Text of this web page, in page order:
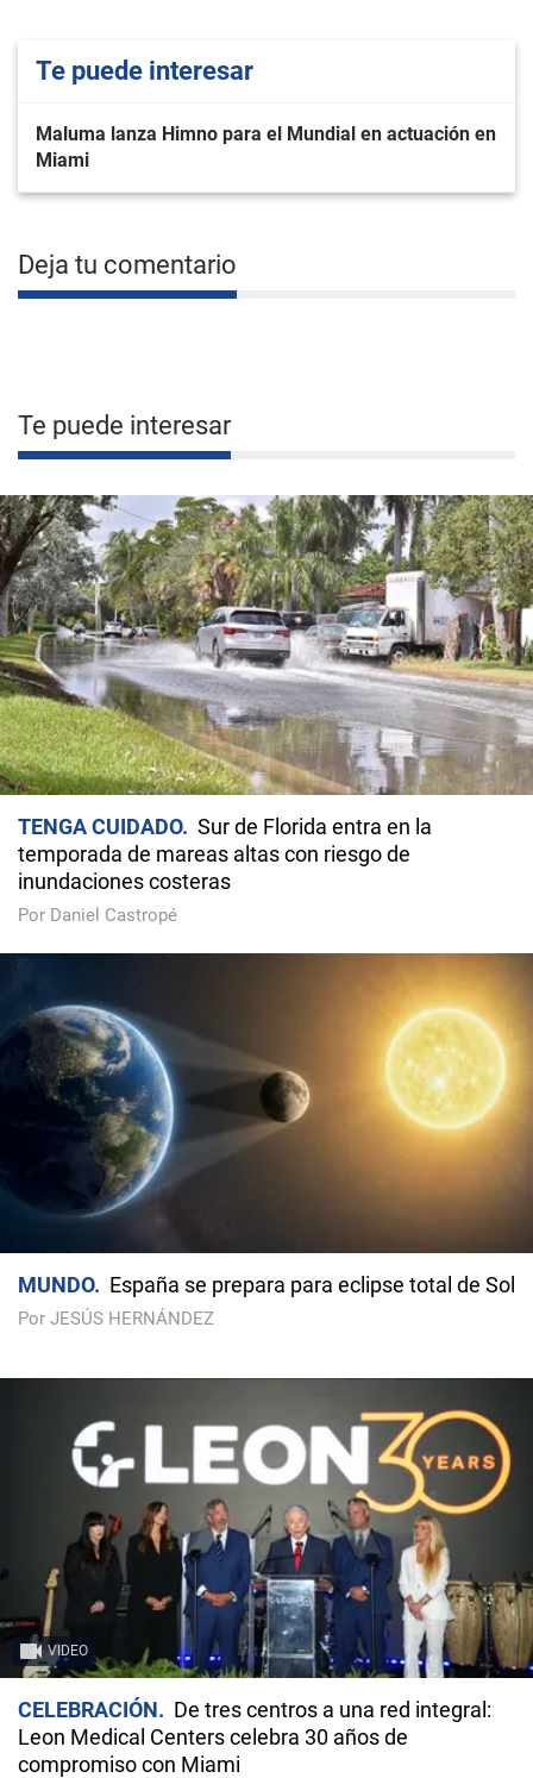
Te puede interesar
Maluma lanza Himno para el Mundial en actuación en
Miami
Deja tu comentario
Te puede interesar
TENGA CUIDADO
Sur de Florida entra en la
temporada de mareas altas con riesgo de
inundaciones costeras
Por Daniel Castropé
MUNDO España se prepara para eclipse total de Sol
Por JESÚS HERNÁNDEZ
VIDEO
CELEBRACIÓN
De tres centros a una red integral:
Leon Medical Centers celebra 30 años de
compromiso con Miami